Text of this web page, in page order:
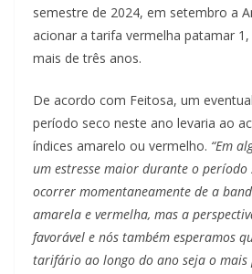
semestre de 2024, em setembro a
acionar a tarifa vermelha patamar
mais de três anos.
De acordo com Feitosa, um eventual
período seco neste ano levaria ao
índices amarelo ou vermelho. “Em
um estresse maior durante o período
ocorrer momentaneamente de a
amarela e vermelha, mas a
favorável e nós também esperamos
tarifário ao longo do ano seja o mais